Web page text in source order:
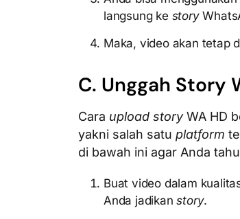
langsung ke story
Maka, video akan tetap
C. Unggah Story
Cara upload storyWA HD
yakni salah satu platform
di bawah ini agar Anda
Buat video dalam
Anda jadikanstory.